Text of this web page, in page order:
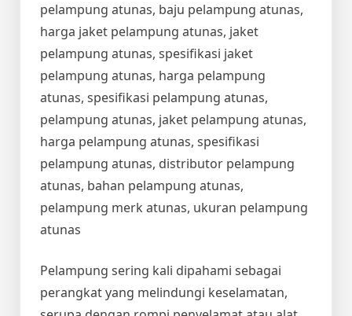
pelampung atunas, baju pelampung atunas,
harga jaket pelampung atunas, jaket
pelampung atunas, spesifikasi jaket
pelampung atunas, harga pelampung
atunas, spesifikasi pelampung atunas,
pelampung atunas, jaket pelampung atunas,
harga pelampung atunas, spesifikasi
pelampung atunas, distributor pelampung
atunas, bahan pelampung atunas,
pelampung merk atunas, ukuran pelampung
atunas
Pelampung sering kali dipahami sebagai
perangkat yang melindungi keselamatan,